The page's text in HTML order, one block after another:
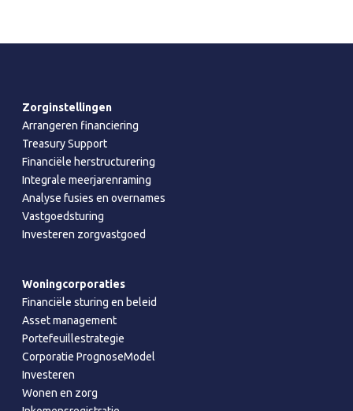
Zorginstellingen
Arrangeren financiering
Treasury Support
Financiële herstructurering
Integrale meerjarenraming
Analyse fusies en overnames
Vastgoedsturing
Investeren zorgvastgoed
Woningcorporaties
Financiële sturing en beleid
Asset management
Portefeuillestrategie
Corporatie PrognoseModel
Investeren
Wonen en zorg